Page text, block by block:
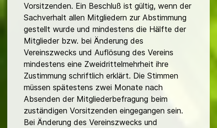
Vorsitzenden. Ein Beschluß ist gültig, wenn der
Sachverhalt allen Mitgliedern zur Abstimmung
gestellt wurde und mindestens die Hälfte der
Mitglieder bzw. bei Änderung des
Vereinszwecks und Auflösung des Vereins
mindestens eine Zweidrittelmehrheit ihre
Zustimmung schriftlich erklärt. Die Stimmen
müssen spätestens zwei Monate nach
Absenden der Mitgliederbefragung beim
zuständigen Vorsitzenden eingegangen sein.
Bei Änderung des Vereinszwecks und